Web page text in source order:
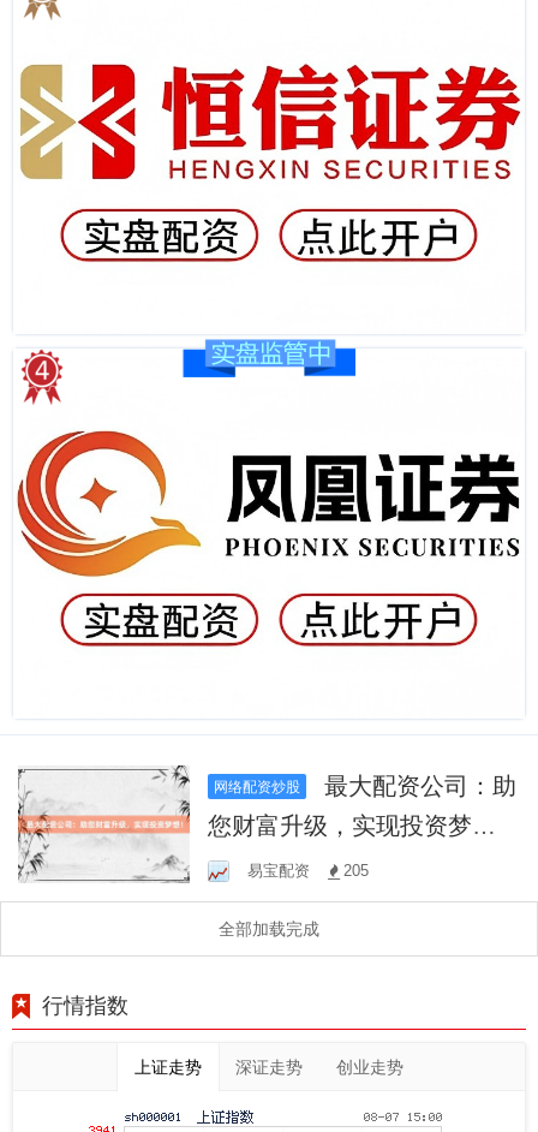
网络配资炒股
最大配资公司：助
您财富升级，实现投资梦
想！易宝配资 205
全部加载完成
行情指数
上证走势 深证走势 创业走势